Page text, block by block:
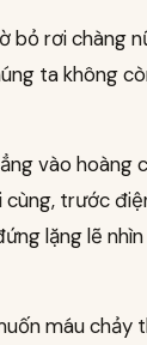
bỏ rơi chàng
ta không
vào hoàng
trước
lặng lẽ
máu chảy